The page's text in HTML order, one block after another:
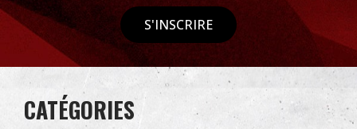
S'INSCRIRE
CATÉGORIES